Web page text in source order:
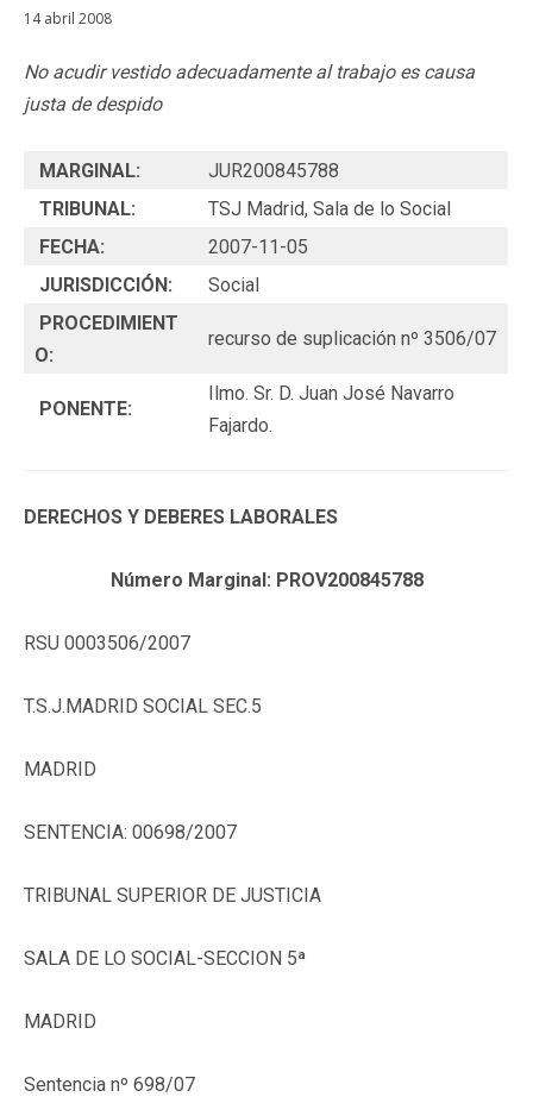
14 abril 2008
No acudir vestido adecuadamente al trabajo es causa
justa de despido
MARGINAL:
JUR200845788
TRIBUNAL:
TSJ Madrid, Sala de lo Social
FECHA:
2007-11-05
JURISDICCIÓN:
Social
PROCEDIMIENT
O:
recurso de suplicación nº 3506/07
PONENTE:
Ilmo. Sr. D. Juan José Navarro
Fajardo.
DERECHOS Y DEBERES LABORALES
Número Marginal: PROV200845788
RSU 0003506/2007
T.S.J.MADRID SOCIAL SEC.5
MADRID
SENTENCIA: 00698/2007
TRIBUNAL SUPERIOR DE JUSTICIA
SALA DE LO SOCIAL-SECCION 5ª
MADRID
Sentencia nº 698/07